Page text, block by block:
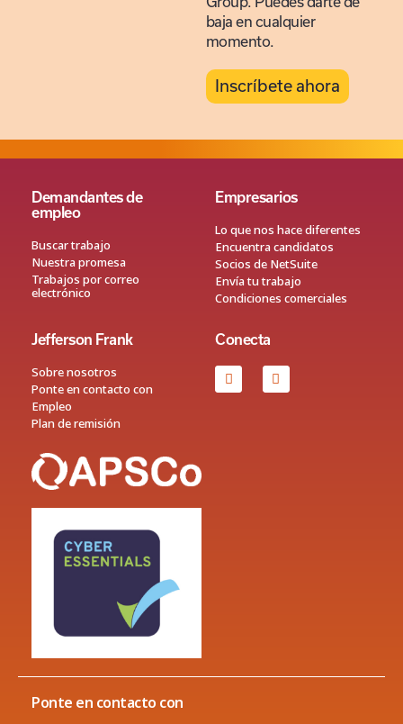
baja en cualquier
momento.
Inscríbete ahora
Demandantes de
empleo
Buscar trabajo
Nuestra promesa
Trabajos por correo
electrónico
Empresarios
Lo que nos hace diferentes
Encuentra candidatos
Socios de NetSuite
Envía tu trabajo
Condiciones comerciales
Jefferson Frank
Sobre nosotros
Ponte en contacto con
Empleo
Plan de remisión
Conecta
Ponte en contacto con